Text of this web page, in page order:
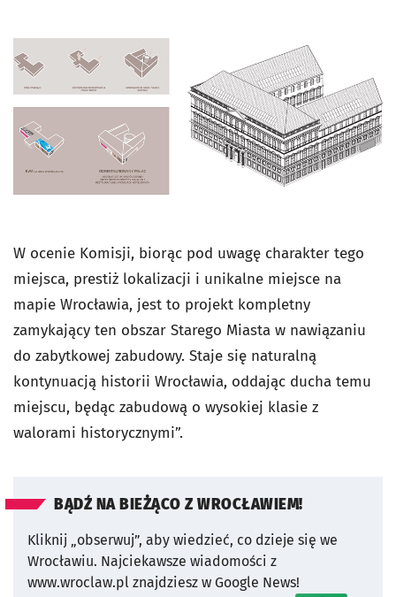
W ocenie Komisji, biorąc pod uwagę charakter tego
miejsca, prestiż lokalizacji i unikalne miejsce na
mapie Wrocławia, jest to projekt kompletny
zamykający ten obszar Starego Miasta w nawiązaniu
do zabytkowej zabudowy. Staje się naturalną
kontynuacją historii Wrocławia, oddając ducha temu
miejscu, będąc zabudową o wysokiej klasie z
walorami historycznymi”.
BĄDŹ NA BIEŻĄCO Z WROCŁAWIEM!
Kliknij „obserwuj”, aby wiedzieć, co dzieje się we
Wrocławiu. Najciekawsze wiadomości z
www.wroclaw.pl znajdziesz w Google News!